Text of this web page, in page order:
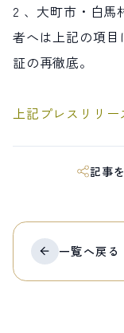
2 、大町市・白馬
者へは上記の項目
証の再徹底。
上記プレスリリー
記事
一覧へ戻る